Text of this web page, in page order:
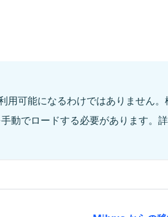
用可能になるわけではありません。
動でロードする必要があります。